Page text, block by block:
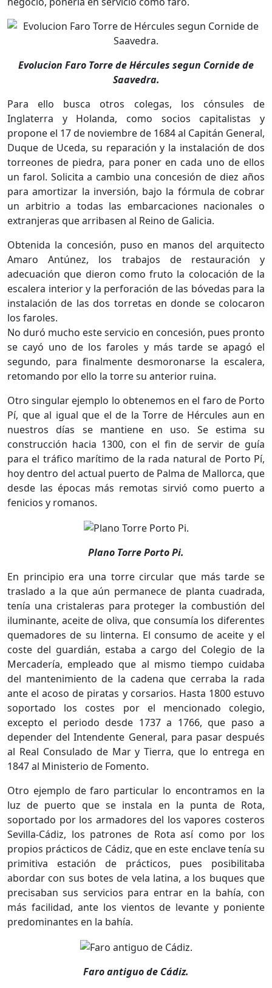
Evolucion Faro Torre de Hércules segun Cornide de
Saavedra.
Para ello busca otros colegas, los cónsules de
Inglaterra y Holanda, como socios capitalistas y
propone el 17 de noviembre de 1684 al Capitán General,
Duque de Uceda, su reparación y la instalación de dos
torreones de piedra, para poner en cada uno de ellos
un farol. Solicita a cambio una concesión de diez años
para amortizar la inversión, bajo la fórmula de cobrar
un arbitrio a todas las embarcaciones nacionales o
extranjeras que arribasen al Reino de Galicia.
Obtenida la concesión, puso en manos del arquitecto
Amaro Antúnez, los trabajos de restauración y
adecuación que dieron como fruto la colocación de la
escalera interior y la perforación de las bóvedas para la
instalación de las dos torretas en donde se colocaron
los faroles.
No duró mucho este servicio en concesión, pues pronto
se cayó uno de los faroles y más tarde se apagó el
segundo, para finalmente desmoronarse la escalera,
retomando por ello la torre su anterior ruina.
Otro singular ejemplo lo obtenemos en el faro de Porto
Pí, que al igual que el de la Torre de Hércules aun en
nuestros días se mantiene en uso. Se estima su
construcción hacia 1300, con el fin de servir de guía
para el tráfico marítimo de la rada natural de Porto Pí,
hoy dentro del actual puerto de Palma de Mallorca, que
desde las épocas más remotas sirvió como puerto a
fenicios y romanos.
Plano Torre Porto Pi.
En principio era una torre circular que más tarde se
traslado a la que aún permanece de planta cuadrada,
tenía una cristaleras para proteger la combustión del
iluminante, aceite de oliva, que consumía los diferentes
quemadores de su linterna. El consumo de aceite y el
coste del guardián, estaba a cargo del Colegio de la
Mercadería, empleado que al mismo tiempo cuidaba
del mantenimiento de la cadena que cerraba la rada
ante el acoso de piratas y corsarios. Hasta 1800 estuvo
soportado los costes por el mencionado colegio,
excepto el periodo desde 1737 a 1766, que paso a
depender del Intendente General, para pasar después
al Real Consulado de Mar y Tierra, que lo entrega en
1847 al Ministerio de Fomento.
Otro ejemplo de faro particular lo encontramos en la
luz de puerto que se instala en la punta de Rota,
soportado por los armadores del los vapores costeros
Sevilla-Cádiz, los patrones de Rota así como por los
propios prácticos de Cádiz, que en este enclave tenía su
primitiva estación de prácticos, pues posibilitaba
abordar con sus botes de vela latina, a los buques que
precisaban sus servicios para entrar en la bahía, con
más facilidad, ante los vientos de levante y poniente
predominantes en la bahía.
Faro antiguo de Cádiz.